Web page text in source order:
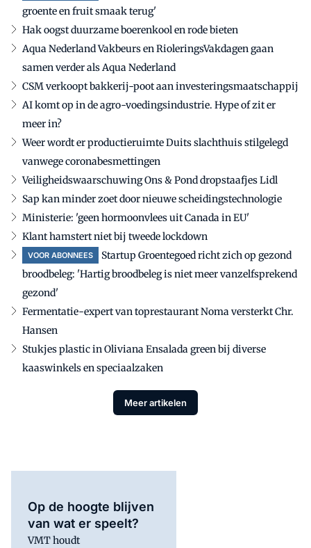
groente en fruit smaak terug'
Hak oogst duurzame boerenkool en rode bieten
Aqua Nederland Vakbeurs en RioleringsVakdagen gaan
samen verder als Aqua Nederland
CSM verkoopt bakkerij-poot aan investeringsmaatschappij
AI komt op in de agro-voedingsindustrie. Hype of zit er
meer in?
Weer wordt er productieruimte Duits slachthuis stilgelegd
vanwege coronabesmettingen
Veiligheidswaarschuwing Ons & Pond dropstaafjes Lidl
Sap kan minder zoet door nieuwe scheidingstechnologie
Ministerie: 'geen hormoonvlees uit Canada in EU'
Klant hamstert niet bij tweede lockdown
VOOR ABONNEES
Startup Groentegoed richt zich op gezond
broodbeleg: 'Hartig broodbeleg is niet meer vanzelfsprekend
gezond'
Fermentatie-expert van toprestaurant Noma versterkt Chr.
Hansen
Stukjes plastic in Oliviana Ensalada green bij diverse
kaaswinkels en speciaalzaken
Meer artikelen
Op de hoogte blijven
van wat er speelt?
VMT houdt